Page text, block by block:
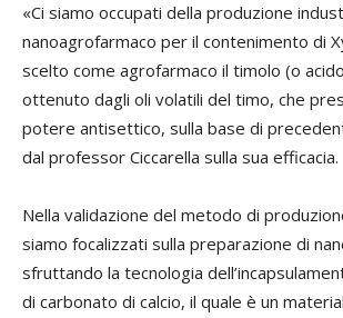
«Ci siamo occupati della produzione
nanoagrofarmaco per il contenimento di
scelto come agrofarmaco il timolo (o
ottenuto dagli oli volatili del timo, che
potere antisettico, sulla base di
dal professor Ciccarella sulla sua efficacia.
Nella validazione del metodo di
siamo focalizzati sulla preparazione di
sfruttando la tecnologia
di carbonato di calcio, il quale è un